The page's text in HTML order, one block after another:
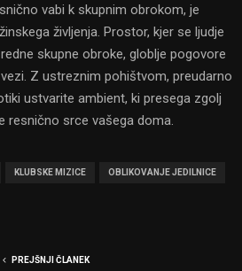
vabi k skupnim obrokom, je
življenja. Prostor, kjer se ljudje
skupne obroke, globlje pogovore
Z ustreznim pohištvom, preudarno
ustvarite ambient, ki presega zgolj
resnično srce vašega doma.
KLUBSKE MIZICE OBLIKOVANJE JEDILNICE
PREJŠNJI ČLANEK